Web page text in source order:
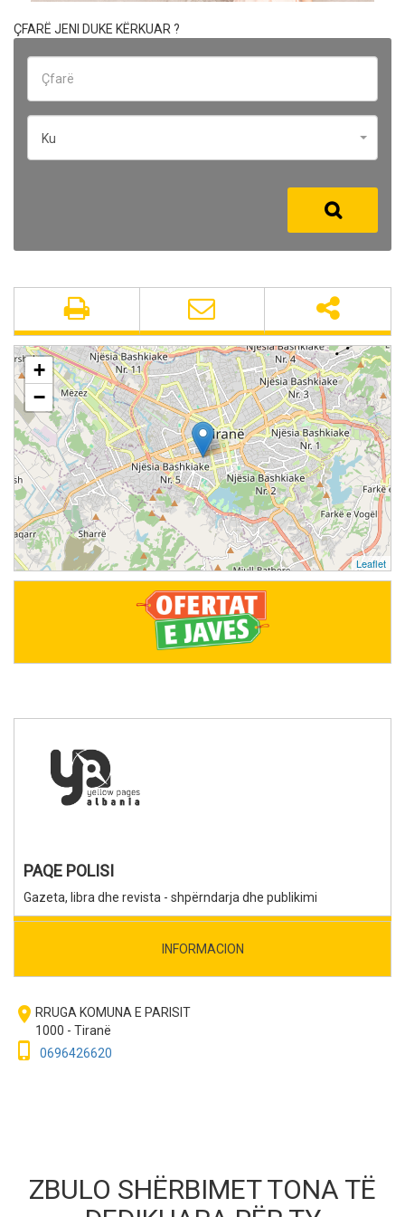
ÇFARË JENI DUKE KËRKUAR ?
Ku
PAQE POLISI
Gazeta, libra dhe revista - shpërndarja dhe publikimi
INFORMACION
room RRUGA KOMUNA E PARISIT
1000 - Tiranë
phone_iphone 0696426620
+
−
Leaflet
ZBULO SHËRBIMET TONA TË